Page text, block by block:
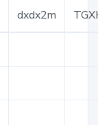
dxdx2m